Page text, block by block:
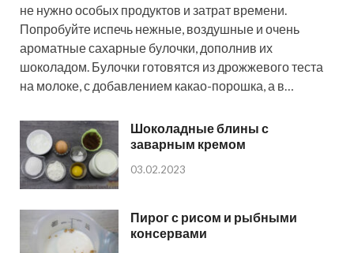
не нужно особых продуктов и затрат времени.
Попробуйте испечь нежные, воздушные и очень
ароматные сахарные булочки, дополнив их
шоколадом. Булочки готовятся из дрожжевого теста
на молоке, с добавлением какао-порошка, а в…
Шоколадные блины с
заварным кремом
03.02.2023
Пирог с рисом и рыбными
консервами